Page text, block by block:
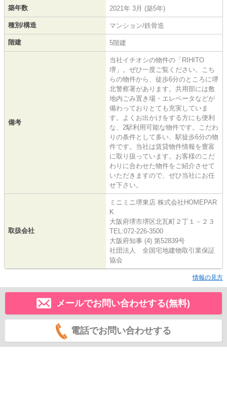
築年数 2021年 3月 (築5年)
種別/構造 マンション/鉄骨造
階建 5階建
備考
当社イチオシの物件の「RIHITO
堺」。ぜひ一度ご覧ください。こち
らの物件から、徒歩6分のところに堺
北警察署があります。共用部には敷
地内ごみ置き場・エレベータなどが
備わっておりとても充実していま
す。よくお出かけをする方にも便利
な、2駅利用可能な物件です。こだわ
りの条件として多い、駅徒歩6分の物
件です。当社は賃貸物件情報を豊富
に取り扱っています。お客様のこだ
わりに合わせた物件をご紹介させて
いただきますので、ぜひ当社にお任
せ下さい。
取扱会社
ミニミニ堺東店 株式会社HOMEPAR
K
大阪府堺市堺区北瓦町２丁１－２３
TEL:072-226-3500
大阪府知事 (4) 第52839号
社団法人 全国宅地建物取引業保証
協会
情報の見方
メールでお問い合わせする(無料)
電話でお問い合わせする